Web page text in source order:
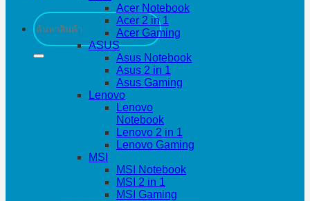
Search
for:
Acer Notebook
Acer 2 in 1
Acer Gaming
ASUS
Asus Notebook
Asus 2 in 1
Asus Gaming
Lenovo
Lenovo
Notebook
Lenovo 2 in 1
Lenovo Gaming
MSI
MSI Notebook
MSI 2 in 1
MSI Gaming